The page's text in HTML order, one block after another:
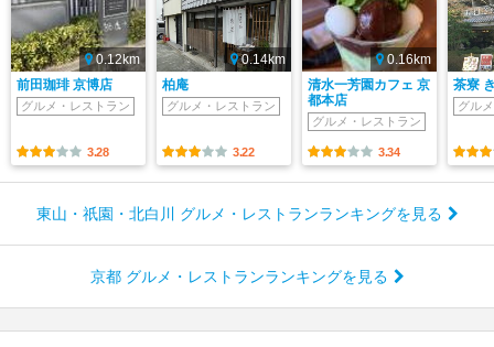
0.12km
前田珈琲 京博店
グルメ・レストラン
3.28
0.14km
柏庵
グルメ・レストラン
3.22
0.16km
清水一芳園カフェ 京
都本店
グルメ・レストラン
3.34
茶寮
グル
東山・祇園・北白川 グルメ・レストランランキングを見る
京都 グルメ・レストランランキングを見る